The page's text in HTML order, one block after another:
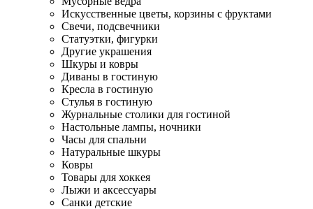
Искусственные цветы, корзины с фруктами
Свечи, подсвечники
Статуэтки, фигурки
Другие украшения
Шкуры и ковры
Диваны в гостиную
Кресла в гостиную
Стулья в гостиную
Журнальные столики для гостиной
Настольные лампы, ночники
Часы для спальни
Натуральные шкуры
Ковры
Товары для хоккея
Лыжи и аксессуары
Санки детские